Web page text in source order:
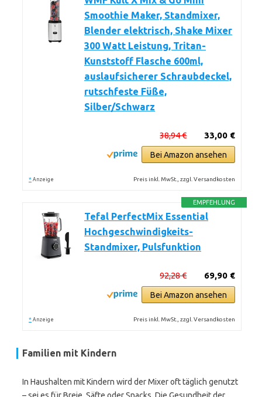
Smoothie Maker, Standmixer,
Blender elektrisch, Shake Mixer
300 Watt Leistung, Tritan-
Kunststoff Flasche 600ml,
auslaufsicherer Schraubdeckel,
rutschfeste Füße,
Silber/Schwarz
33,00 €
38,94 €
Bei Amazon ansehen
* Anzeige Preis inkl. MwSt., zzgl. Versandkosten
EMPFEHLUNG
Tefal PerfectMix Essential
Hochgeschwindigkeits-
Standmixer, Pulsfunktion
69,90 €
92,28 €
Bei Amazon ansehen
* Anzeige Preis inkl. MwSt., zzgl. Versandkosten
Familien mit Kindern
In Haushalten mit Kindern wird der Mixer oft täglich genutzt